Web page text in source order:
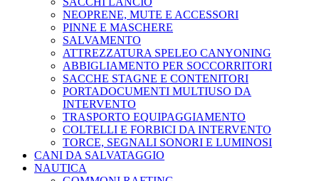
NEOPRENE, MUTE E ACCESSORI
PINNE E MASCHERE
SALVAMENTO
ATTREZZATURA SPELEO CANYONING
ABBIGLIAMENTO PER SOCCORRITORI
SACCHE STAGNE E CONTENITORI
PORTADOCUMENTI MULTIUSO DA
INTERVENTO
TRASPORTO EQUIPAGGIAMENTO
COLTELLI E FORBICI DA INTERVENTO
TORCE, SEGNALI SONORI E LUMINOSI
CANI DA SALVATAGGIO
NAUTICA